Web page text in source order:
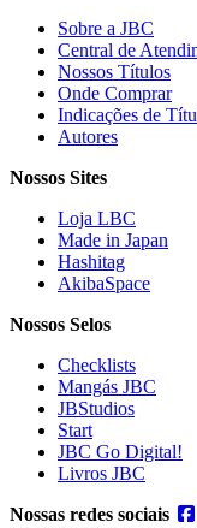
Sobre a JBC
Central de
Nossos Títulos
Onde Comprar
Indicações de
Autores
Nossos Sites
Loja LBC
Made in Japan
Hashitag
AkibaSpace
Nossos Selos
Checklists
Mangás JBC
JBStudios
Start
JBC Go Digital!
Livros JBC
Nossas redes sociais